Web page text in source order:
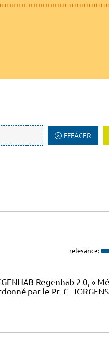
EFFACER
relevance:
Regenhab 2.0, «
par le Pr. C.